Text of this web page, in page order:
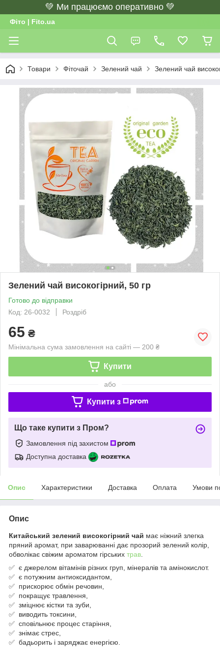
💚 Ми працюємо оперативно 💚
Фіто | Fito.ua
Товари Фіточай Зелений чай Зелений чай
Зелений чай високогірний, 50 гр
Готово до відправки
Код: 26-0032
Роздріб
65 ₴
Мінімальна сума замовлення на сайті — 200 ₴
Купити
або
Купити з
Що таке купити з Пром?
Замовлення під захистом
Доступна доставка
Опис Характеристики Доставка Оплата Умови
Опис
Китайський зелений високогірний чай має ніжний злегка
пряний аромат, при заварюванні дає прозорий зелений колір,
обволікає свіжим ароматом гірських трав
✅ є джерелом вітамінів різних груп, мінералів та амінокислот.
✅ є потужним антиоксидантом,
✅ прискорює обмін речовин,
✅ покращує травлення,
✅ зміцнює кістки та зуби,
✅ виводить токсини,
✅ сповільнює процес старіння,
✅ знімає стрес,
✅ бадьорить і заряджає енергією.